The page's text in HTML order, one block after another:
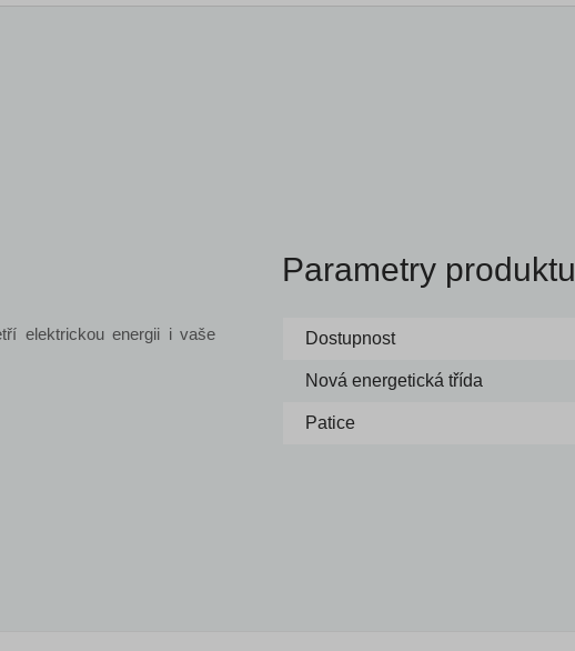
elektrickou energii i vaše
Parametry produktu
Dostupnost
Nová energetická třída
Patice